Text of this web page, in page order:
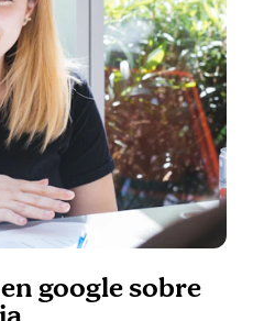
google sobre